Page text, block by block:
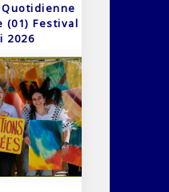
(01) Festival
2026